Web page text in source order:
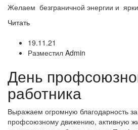
Желаем безграничной энергии и
Читать
19.11.21
Разместил Admin
День
работника
Выражаем огромную благодарность
профсоюзному движению, активную